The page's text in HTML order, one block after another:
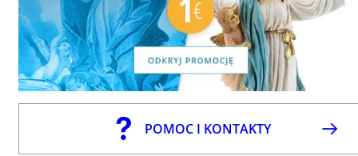
POMOC I KONTAKTY